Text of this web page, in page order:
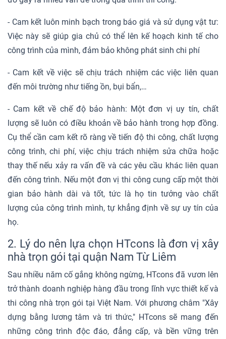
- Cam kết luôn minh bạch trong báo giá và sử dụng vật tư:
Việc này sẽ giúp gia chủ có thể lên kế hoạch kinh tế cho
công trình của mình, đảm bảo không phát sinh chi phí
- Cam kết về việc sẽ chịu trách nhiệm các việc liên quan
đến môi trường như tiếng ồn, bụi bẩn,…
- Cam kết về chế độ bảo hành: Một đơn vị uy tín, chất
lượng sẽ luôn có điều khoản về bảo hành trong hợp đồng.
Cụ thể cần cam kết rõ ràng về tiến độ thi công, chất lượng
công trình, chi phí, việc chịu trách nhiệm sửa chữa hoặc
thay thế nếu xảy ra vấn đề và các yêu cầu khác liên quan
đến công trình. Nếu một đơn vị thi công cung cấp một thời
gian bảo hành dài và tốt, tức là họ tin tưởng vào chất
lượng của công trình mình, tự khẳng định về sự uy tín của
họ.
2. Lý do nên lựa chọn HTcons là đơn vị xây
nhà trọn gói tại quận Nam Từ Liêm
Sau nhiều năm cố gắng không ngừng, HTcons đã vươn lên
trở thành doanh nghiệp hàng đầu trong lĩnh vực thiết kế và
thi công nhà trọn gói tại Việt Nam. Với phương châm "Xây
dựng bằng lương tâm và tri thức," HTcons sẽ mang đến
những công trình độc đáo, đẳng cấp, và bền vững trên